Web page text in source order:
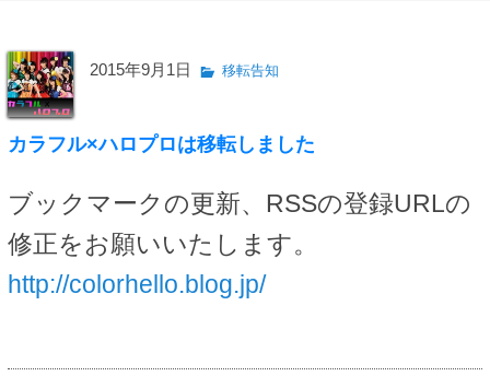
2015年9月1日 移転告知
カラフル×ハロプロは移転しました
ブックマークの更新、RSSの登録URLの
修正をお願いいたします。
http://colorhello.blog.jp/